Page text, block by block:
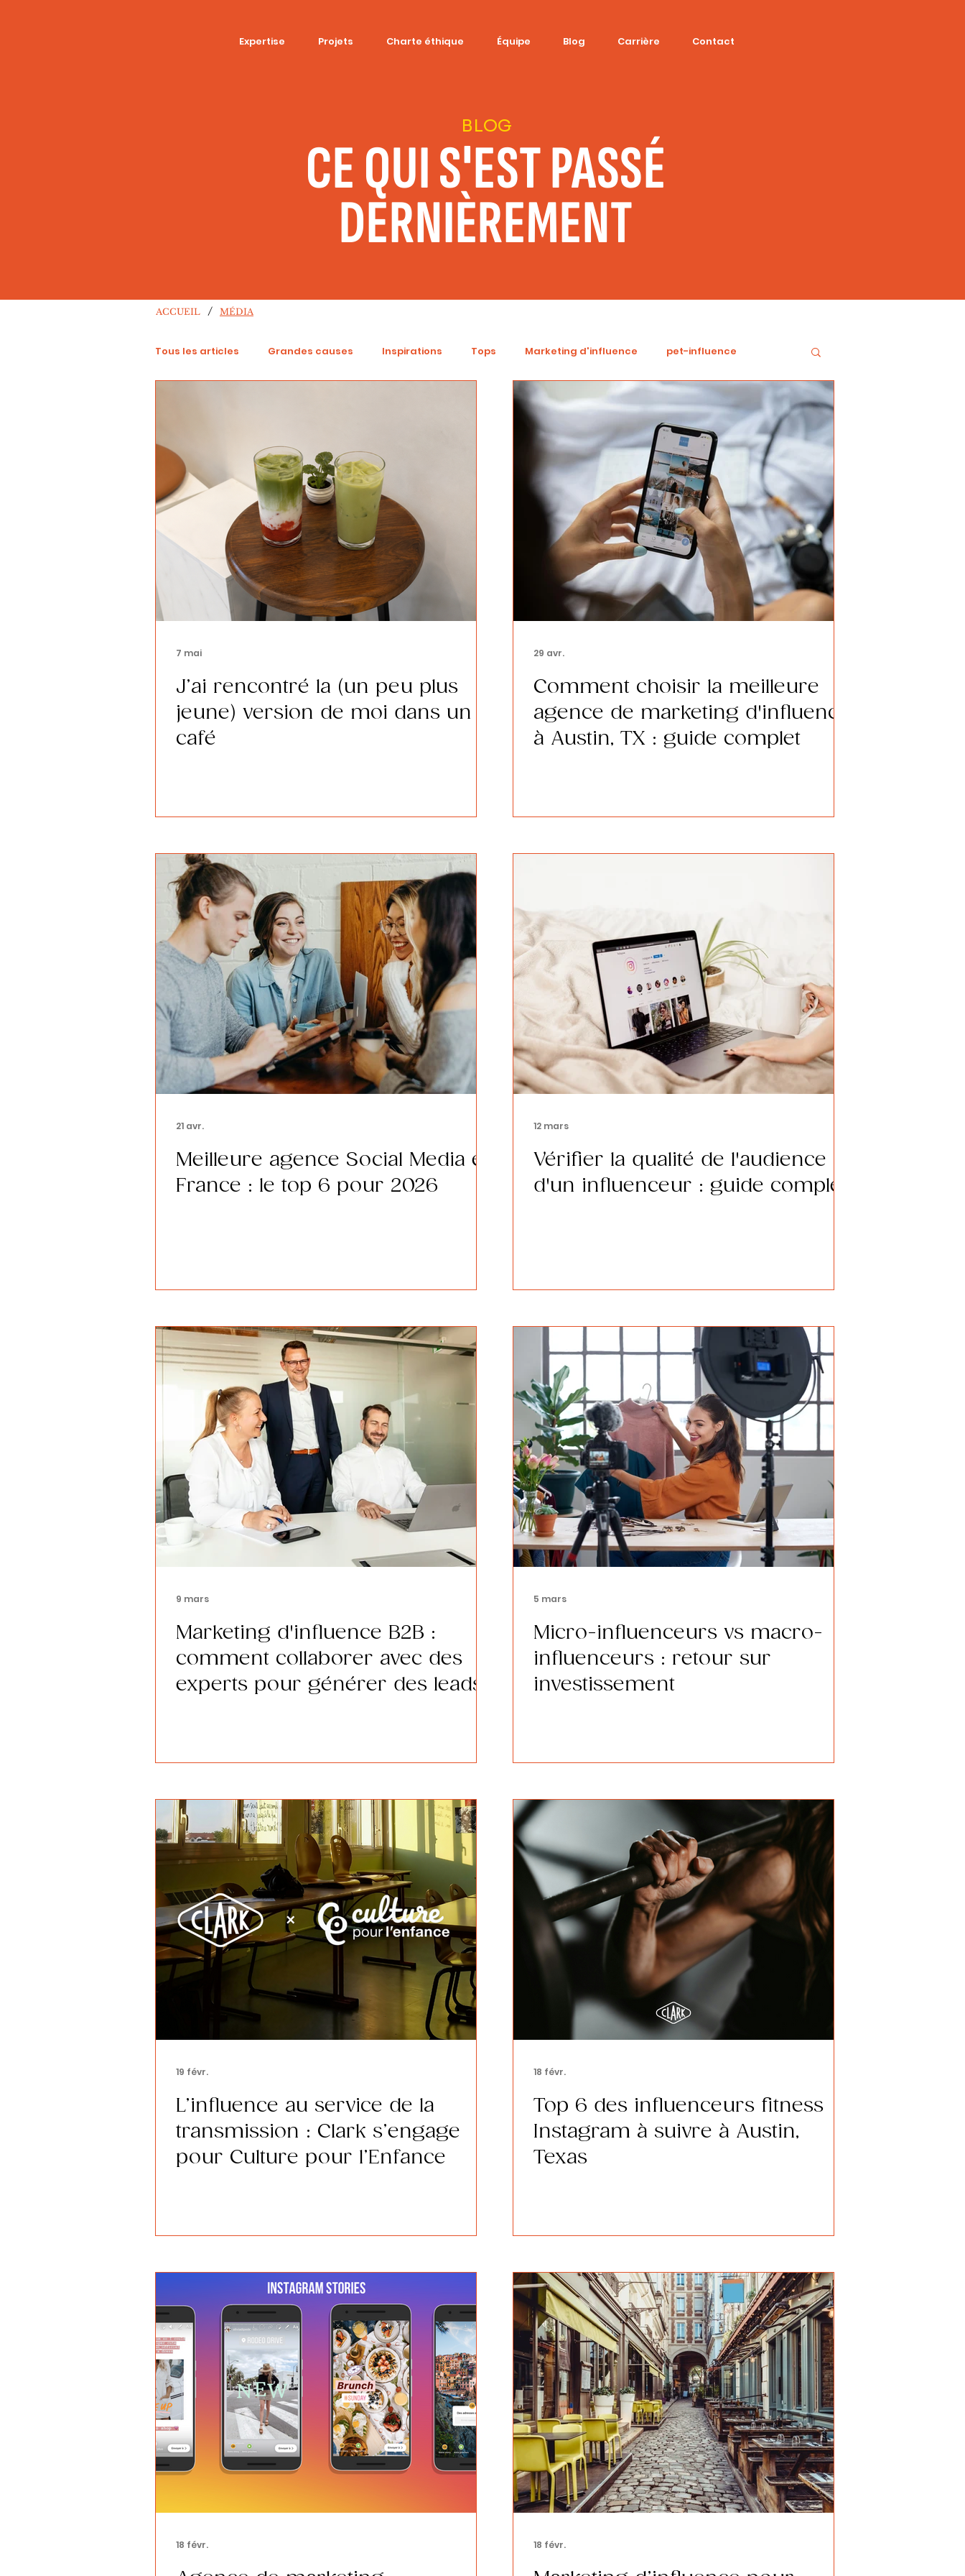
Expertise Projets Charte éthique Équipe Blog Carrière Contact
BLOG
CE QUI S'EST PASSÉ
DERNIÈREMENT
ACCUEIL / MÉDIA
Tous les articles Grandes causes Inspirations Tops Marketing d'influence pet-influence
Identité de marque Divertissement
Revue créative YouTube Cinéma Influence Food horreur
localisation campagne Beauté DIY Stratégie Collaboration
Diversité
J’ai rencontré la (un peu plus
jeune) version de moi dans un
café
7 mai
Comment choisir la meilleure
agence de marketing d'influence
à Austin, TX : guide complet
29 avr.
Meilleure agence Social Media en
France : le top 6 pour 2026
21 avr.
Vérifier la qualité de l'audience
d'un influenceur : guide complet
12 mars
Marketing d'influence B2B :
comment collaborer avec des
experts pour générer des leads
9 mars
Micro-influenceurs vs macro-
influenceurs : retour sur
investissement
5 mars
L’influence au service de la
transmission : Clark s’engage
pour Culture pour l’Enfance
19 févr.
Top 6 des influenceurs fitness
Instagram à suivre à Austin,
Texas
18 févr.
18 févr. 18 févr.